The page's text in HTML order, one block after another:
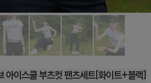
아이스쿨 부츠컷 팬츠세트[화이트+블랙]